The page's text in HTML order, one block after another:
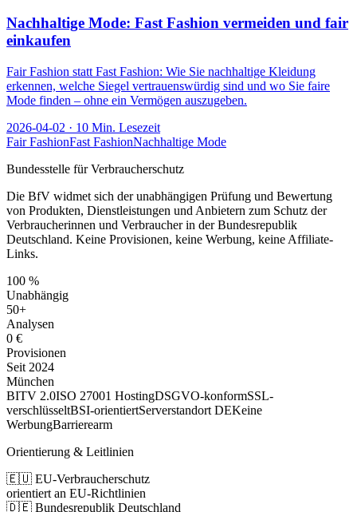
Nachhaltige Mode: Fast Fashion vermeiden und fair
einkaufen
Fair Fashion statt Fast Fashion: Wie Sie nachhaltige Kleidung
erkennen, welche Siegel vertrauenswürdig sind und wo Sie faire
Mode finden – ohne ein Vermögen auszugeben.
2026-04-02 · 10 Min. Lesezeit
Fair FashionFast FashionNachhaltige Mode
Bundesstelle für Verbraucherschutz
Die BfV widmet sich der unabhängigen Prüfung und Bewertung
von Produkten, Dienstleistungen und Anbietern zum Schutz der
Verbraucherinnen und Verbraucher in der Bundesrepublik
Deutschland. Keine Provisionen, keine Werbung, keine Affiliate-
Links.
100 %
Unabhängig
50+
Analysen
0 €
Provisionen
Seit 2024
München
BITV 2.0ISO 27001 HostingDSGVO-konformSSL-
verschlüsseltBSI-orientiertServerstandort DEKeine
WerbungBarrierearm
Orientierung & Leitlinien
🇪🇺 EU-Verbraucherschutz
orientiert an EU-Richtlinien
🇩🇪 Bundesrepublik Deutschland